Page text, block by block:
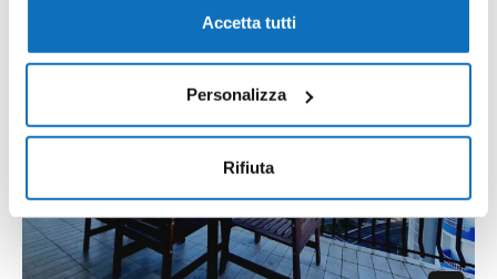
Accetta tutti
Personalizza
Rifiuta